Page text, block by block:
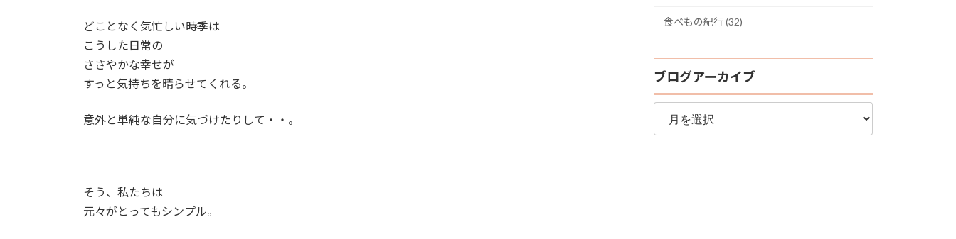
どことなく気忙しい時季は
こうした日常の
ささやかな幸せが
すっと気持ちを晴らせてくれる。
意外と単純な自分に気づけたりして・・。
そう、私たちは
元々がとってもシンプル。
食べもの紀行 (32)
ブログアーカイブ
ブ
グ